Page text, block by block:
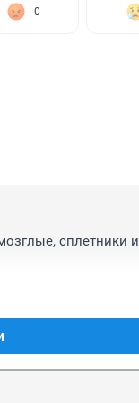
0
сплетники и